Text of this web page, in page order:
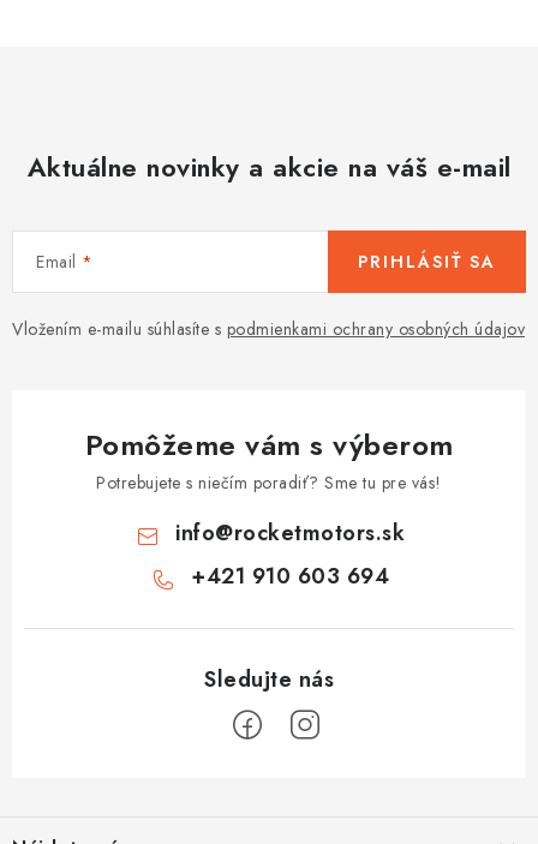
Aktuálne novinky a akcie na váš e-mail
Email
Vložením e-mailu súhlasíte s podmienkami ochrany osobných údajov
PRIHLÁSIŤ SA
Pomôžeme vám s výberom
Potrebujete s niečím poradiť? Sme tu pre vás!
info@rocketmotors.sk
+421 910 603 694